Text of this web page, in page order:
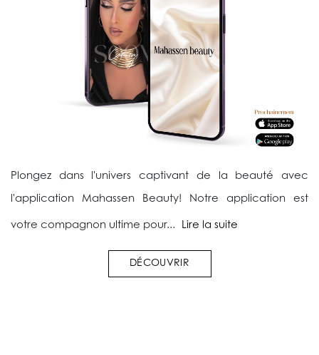
Plongez dans l'univers captivant de la beauté avec
l'application Mahassen Beauty! Notre application est
votre compagnon ultime pour... Lire la suite
DÉCOUVRIR